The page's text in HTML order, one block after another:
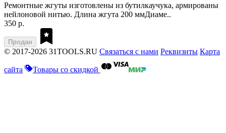
Ремонтные жгуты изготовлены из бутилкаучука, армированы
нейлоновой нитью. Длина жгута 200 ммДиаме..
350 р.
Продан
© 2017-2026 31TOOLS.RU Связаться с нами Реквизиты Карта
сайта Товары со скидкой